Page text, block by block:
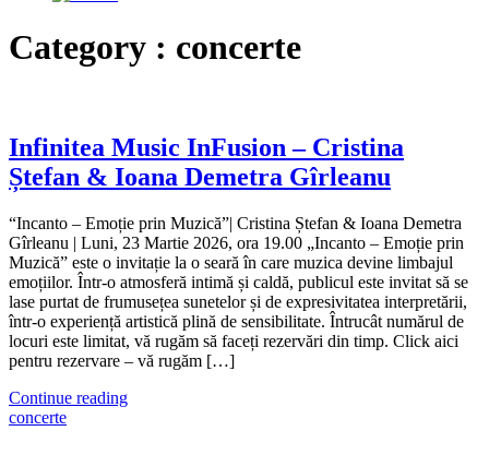
Category : concerte
Infinitea Music InFusion – Cristina
Ștefan & Ioana Demetra Gîrleanu
“Incanto – Emoție prin Muzică”| Cristina Ștefan & Ioana Demetra
Gîrleanu | Luni, 23 Martie 2026, ora 19.00 „Incanto – Emoție prin
Muzică” este o invitație la o seară în care muzica devine limbajul
emoțiilor. Într-o atmosferă intimă și caldă, publicul este invitat să se
lase purtat de frumusețea sunetelor și de expresivitatea interpretării,
într-o experiență artistică plină de sensibilitate. Întrucât numărul de
locuri este limitat, vă rugăm să faceți rezervări din timp. Click aici
pentru rezervare – vă rugăm […]
Continue reading
concerte